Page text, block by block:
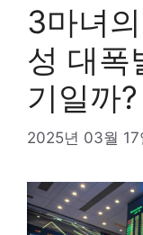
3마녀
성 대폭
기일까?
2025년 03월 17